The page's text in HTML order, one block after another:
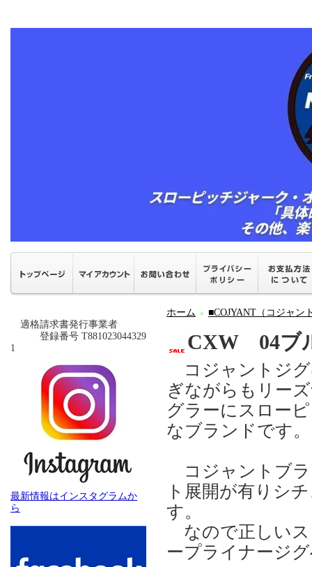
適格請求書発行事業者
登録番号 T881023044329
1
最新情報はインスタグラムか
ら
ホーム ＞ ■COJYANT（コジャン
CXW 04ブ
コジャントジグ
ぎながらもリー
グラーにスロー
なブランドです。
コジャントブラ
ト展開が有りシ
す。
なので正しいス
ープライナージ